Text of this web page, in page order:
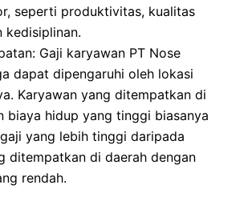
seperti produktivitas, kualitas
kedisiplinan.
Gaji karyawan PT Nose
dapat dipengaruhi oleh lokasi
Karyawan yang ditempatkan di
biaya hidup yang tinggi biasanya
yang lebih tinggi daripada
ditempatkan di daerah dengan
rendah.